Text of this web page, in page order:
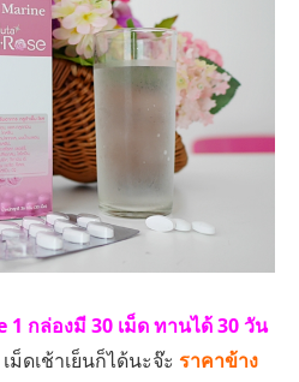
กล่องมี 30 เม็ด ทานได้ 30 วัน
ดเช้าเย็นก็ได้นะจ๊ะ ราคาข้าง